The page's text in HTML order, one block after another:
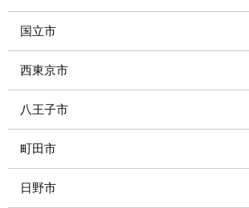
国立市
西東京市
八王子市
町田市
日野市